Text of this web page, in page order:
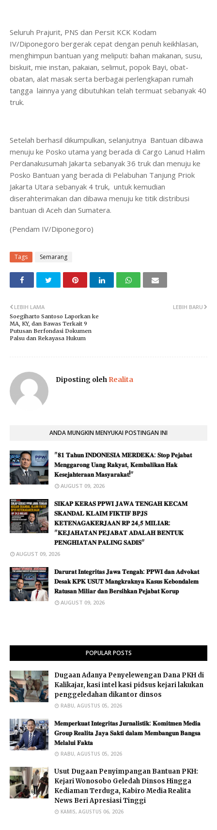
Seluruh Prajurit, PNS dan Persit KCK Kodam
IV/Diponegoro bergerak cepat dengan penuh keikhlasan,
menghimpun bantuan yang meliputi: bahan makanan, susu,
biskuit, mie instan, pakaian, selimut, popok Bayi, obat-
obatan, alat masak serta berbagai perlengkapan rumah
tangga lainnya yang dibutuhkan telah termuat sebanyak 40
truk.
Setelah berhasil dikumpulkan, selanjutnya Bantuan dibawa
menuju ke Posko utama yang berada di Cargo Lanud Halim
Perdanakusumah Jakarta sebanyak 36 truk dan menuju ke
Posko Bantuan yang berada di Pelabuhan Tanjung Priok
Jakarta Utara sebanyak 4 truk, untuk kemudian
diserahterimakan dan dibawa menuju ke titik distribusi
bantuan di Aceh dan Sumatera.
(Pendam IV/Diponegoro)
Tags Semarang
LEBIH BARU
LEBIH LAMA
Soegiharto Santoso Laporkan ke
MA, KY, dan Bawas Terkait 9
Putusan Berfondasi Dokumen
Palsu dan Rekayasa Hukum
Diposting oleh Realita
ANDA MUNGKIN MENYUKAI POSTINGAN INI
"𝟖𝟏 𝐓𝐚𝐡𝐮𝐧 𝐈𝐍𝐃𝐎𝐍𝐄𝐒𝐈𝐀 𝐌𝐄𝐑𝐃𝐄𝐊𝐀: 𝐒𝐭𝐨𝐩 𝐏𝐞𝐣𝐚𝐛𝐚𝐭
𝐌𝐞𝐧𝐠𝐠𝐚𝐫𝐨𝐧𝐠 𝐔𝐚𝐧𝐠 𝐑𝐚𝐤𝐲𝐚𝐭, 𝐊𝐞𝐦𝐛𝐚𝐥𝐢𝐤𝐚𝐧 𝐇𝐚𝐤
𝐊𝐞𝐬𝐞𝐣𝐚𝐡𝐭𝐞𝐫𝐚𝐚𝐧 𝐌𝐚𝐬𝐲𝐚𝐫𝐚𝐤𝐚𝐭!"
AUGUST 09, 2026
𝐒𝐈𝐊𝐀𝐏 𝐊𝐄𝐑𝐀𝐒 𝐏𝐏𝐖𝐈 𝐉𝐀𝐖𝐀 𝐓𝐄𝐍𝐆𝐀𝐇 𝐊𝐄𝐂𝐀𝐌
𝐒𝐊𝐀𝐍𝐃𝐀𝐋 𝐊𝐋𝐀𝐈𝐌 𝐅𝐈𝐊𝐓𝐈𝐅 𝐁𝐏𝐉𝐒
𝐊𝐄𝐓𝐄𝐍𝐀𝐆𝐀𝐊𝐄𝐑𝐉𝐀𝐀𝐍 𝐑𝐏 𝟐𝟒,𝟓 𝐌𝐈𝐋𝐈𝐀𝐑:
"𝐊𝐄𝐉𝐀𝐇𝐀𝐓𝐀𝐍 𝐏𝐄𝐉𝐀𝐁𝐀𝐓 𝐀𝐃𝐀𝐋𝐀𝐇 𝐁𝐄𝐍𝐓𝐔𝐊
𝐏𝐄𝐍𝐆𝐇𝐈𝐀𝐓𝐀𝐍 𝐏𝐀𝐋𝐈𝐍𝐆 𝐒𝐀𝐃𝐈𝐒"
AUGUST 09, 2026
𝐃𝐚𝐫𝐮𝐫𝐚𝐭 𝐈𝐧𝐭𝐞𝐠𝐫𝐢𝐭𝐚𝐬 𝐉𝐚𝐰𝐚 𝐓𝐞𝐧𝐠𝐚𝐡: 𝐏𝐏𝐖𝐈 𝐝𝐚𝐧 𝐀𝐝𝐯𝐨𝐤𝐚𝐭
𝐃𝐞𝐬𝐚𝐤 𝐊𝐏𝐊 𝐔𝐒𝐔𝐓 𝐌𝐚𝐧𝐠𝐤𝐫𝐚𝐤𝐧𝐲𝐚 𝐊𝐚𝐬𝐮𝐬 𝐊𝐞𝐛𝐨𝐧𝐝𝐚𝐥𝐞𝐦
𝐑𝐚𝐭𝐮𝐬𝐚𝐧 𝐌𝐢𝐥𝐢𝐚𝐫 𝐝𝐚𝐧 𝐁𝐞𝐫𝐬𝐢𝐡𝐤𝐚𝐧 𝐏𝐞𝐣𝐚𝐛𝐚𝐭 𝐊𝐨𝐫𝐮𝐩
AUGUST 09, 2026
POPULAR POSTS
Dugaan Adanya Penyelewengan Dana PKH di
Kalikajar, kasi intel kasi pidsus kejari lakukan
penggeledahan dikantor dinsos
RABU, AGUSTUS 05, 2026
𝐌𝐞𝐦𝐩𝐞𝐫𝐤𝐮𝐚𝐭 𝐈𝐧𝐭𝐞𝐠𝐫𝐢𝐭𝐚𝐬 𝐉𝐮𝐫𝐧𝐚𝐥𝐢𝐬𝐭𝐢𝐤: 𝐊𝐨𝐦𝐢𝐭𝐦𝐞𝐧 𝐌𝐞𝐝𝐢𝐚
𝐆𝐫𝐨𝐮𝐩 𝐑𝐞𝐚𝐥𝐢𝐭𝐚 𝐉𝐚𝐲𝐚 𝐒𝐚𝐤𝐭𝐢 𝐝𝐚𝐥𝐚𝐦 𝐌𝐞𝐦𝐛𝐚𝐧𝐠𝐮𝐧 𝐁𝐚𝐧𝐠𝐬𝐚
𝐌𝐞𝐥𝐚𝐥𝐮𝐢 𝐅𝐚𝐤𝐭𝐚 ​
RABU, AGUSTUS 05, 2026
Usut Dugaan Penyimpangan Bantuan PKH:
Kejari Wonosobo Geledah Dinsos Hingga
Kediaman Terduga, Kabiro Media Realita
News Beri Apresiasi Tinggi
KAMIS, AGUSTUS 06, 2026